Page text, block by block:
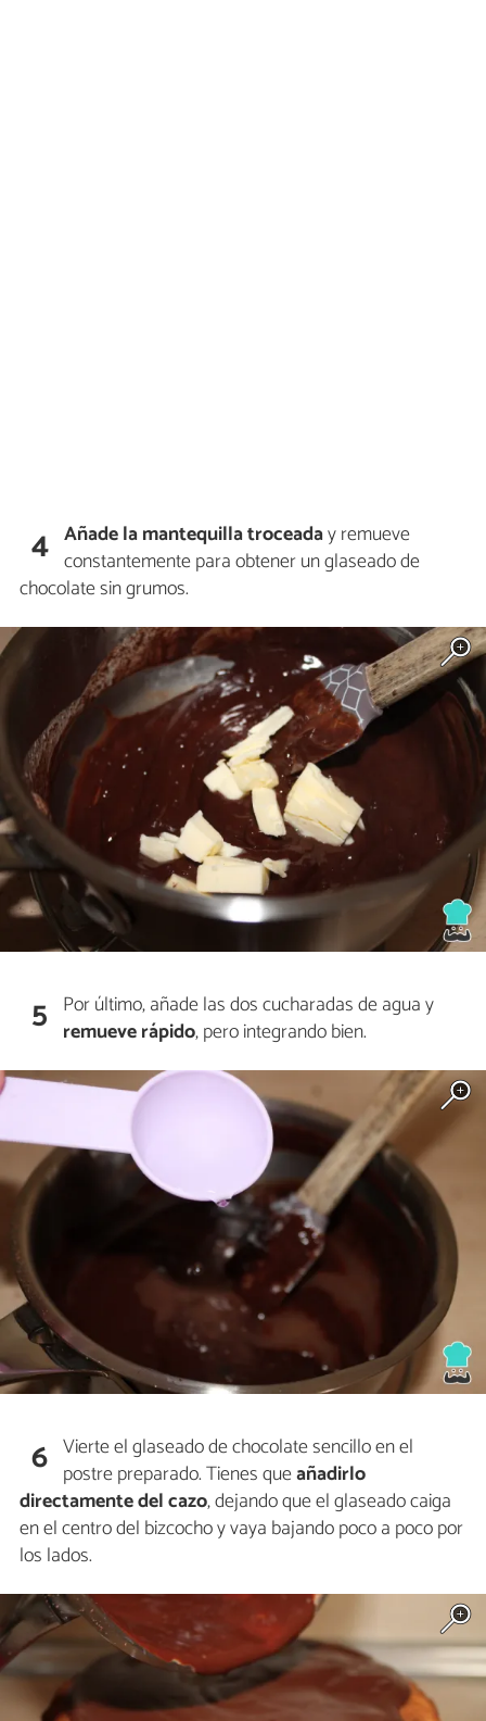
4 Añade la mantequilla troceaday remueve
constantemente para obtener un glaseado de
chocolate sin grumos.
5 Por último, añade las dos cucharadas de agua y
remueve rápido, pero integrando bien.
6 Vierte el glaseado de chocolate sencillo en el
postre preparado. Tienes queañadirlo
directamente del cazo, dejando que el glaseado caiga
en el centro del bizcocho y vaya bajando poco a poco por
los lados.